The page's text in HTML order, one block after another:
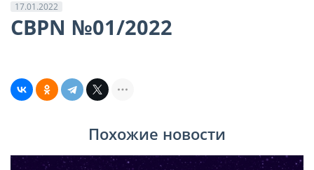
17.01.2022
CBPN №01/2022
Похожие новости